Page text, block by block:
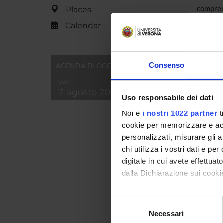
Consenso
Uso responsabile dei dati
Noi e i nostri 1022 partner
cookie per memorizzare e
personalizzati, misurare gli
chi utilizza i vostri dati e per
digitale in cui avete
dalla Dichiarazione sui
Con il tuo consenso,
raccogliere
Necessari
Places
Calendar
&
un
Landi
loro